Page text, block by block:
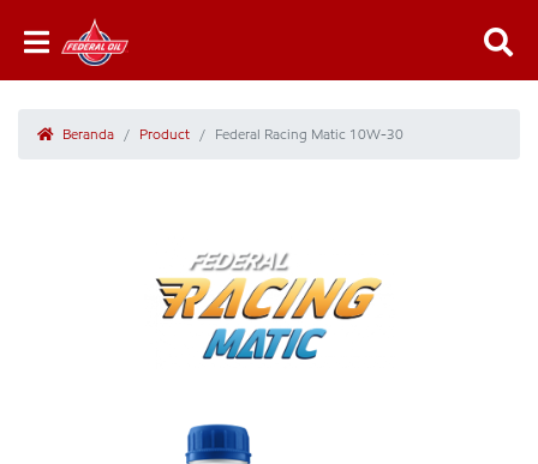
Beranda Product Federal Racing Matic 10W-30